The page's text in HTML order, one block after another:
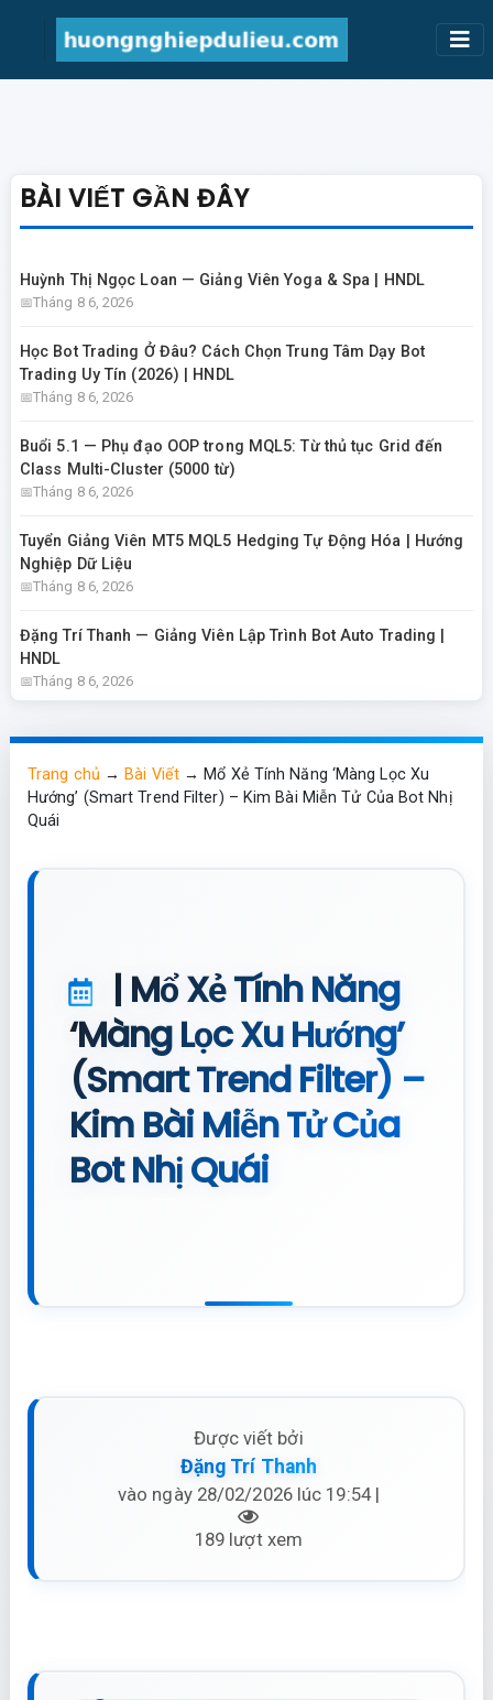
BÀI VIẾT GẦN ĐÂY
Huỳnh Thị Ngọc Loan — Giảng Viên Yoga & Spa | HNDL
Tháng 8 6, 2026
Học Bot Trading Ở Đâu? Cách Chọn Trung Tâm Dạy Bot
Trading Uy Tín (2026) | HNDL
Tháng 8 6, 2026
Buổi 5.1 — Phụ đạo OOP trong MQL5: Từ thủ tục Grid đến
Class Multi-Cluster (5000 từ)
Tháng 8 6, 2026
Tuyển Giảng Viên MT5 MQL5 Hedging Tự Động Hóa | Hướng
Nghiệp Dữ Liệu
Tháng 8 6, 2026
Đặng Trí Thanh — Giảng Viên Lập Trình Bot Auto Trading |
HNDL
Tháng 8 6, 2026
Trang chủ →Bài Viết→Mổ Xẻ Tính Năng ‘Màng Lọc Xu
Hướng’ (Smart Trend Filter) – Kim Bài Miễn Tử Của Bot Nhị
Quái
| Mổ Xẻ Tính Năng
‘Màng Lọc Xu Hướng’
(Smart Trend Filter) –
Kim Bài Miễn Tử Của
Bot Nhị Quái
Được viết bởi
Đặng Trí Thanh
vào ngày 28/02/2026 lúc 19:54 |
189 lượt xem